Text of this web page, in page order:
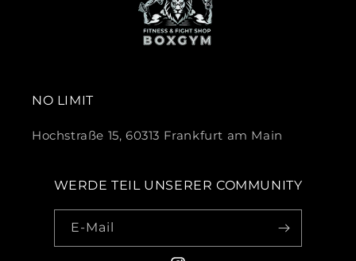
NO LIMIT
Hochstraße 15, 60313 Frankfurt am Main
WERDE TEIL UNSERER COMMUNITY
E-Mail